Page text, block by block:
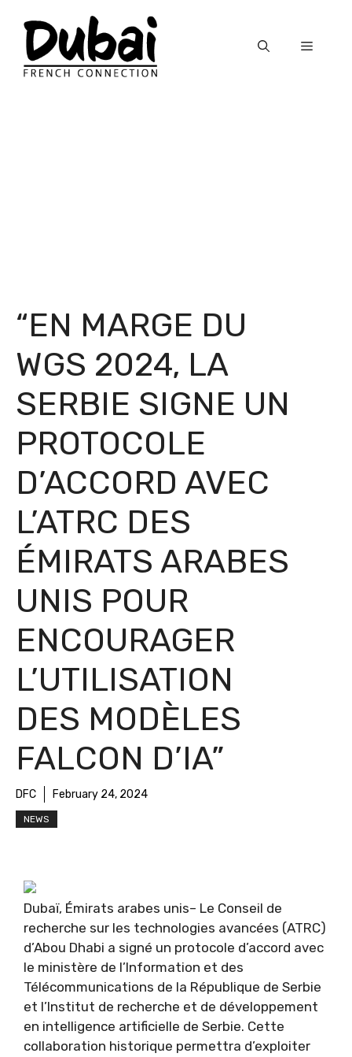
content
Menu
“EN MARGE DU
WGS 2024, LA
SERBIE SIGNE UN
PROTOCOLE
D’ACCORD AVEC
L’ATRC DES
ÉMIRATS ARABES
UNIS POUR
ENCOURAGER
L’UTILISATION
DES MODÈLES
FALCON D’IA”
DFC February 24, 2024
NEWS
Dubaï, Émirats arabes unis– Le Conseil de
recherche sur les technologies avancées (ATRC)
d’Abou Dhabi a signé un protocole d’accord avec
le ministère de l’Information et des
Télécommunications de la République de Serbie
et l’Institut de recherche et de développement
en intelligence artificielle de Serbie. Cette
collaboration historique permettra d’exploiter